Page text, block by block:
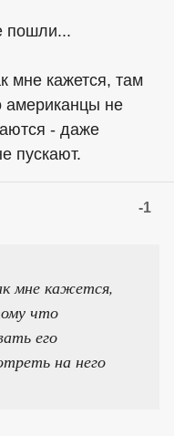
пошли...
мне кажется, там
американцы не
- даже
пускают.
-1
мне кажется,
что
его
на него